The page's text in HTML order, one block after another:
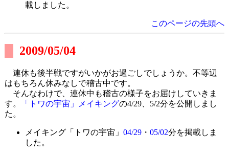
載しました。
このページの先頭へ
2009/05/04
連休も後半戦ですがいかがお過ごしでしょうか。不等辺
はもちろん休みなしで稽古中です。
そんなわけで、連休中も稽古の様子をお届けしていきま
す。
「トワの宇宙」メイキングの4/29、5/2分を公開しまし
た。
メイキング「トワの宇宙」 04/29・ 05/02分を掲載しま
した。